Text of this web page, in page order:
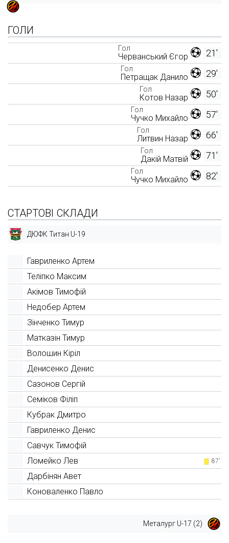
ГОЛИ
21'
Гол
Черванський Єгор
29'
Гол
Петращак Данило
50'
Гол
Котов Назар
57'
Гол
Чучко Михайло
66'
Гол
Литвин Назар
71'
Гол
Дакій Матвій
82'
Гол
Чучко Михайло
СТАРТОВІ СКЛАДИ
ДЮФК Титан U-19
Гавриленко Артем
Теліпко Максим
Акімов Тимофій
Недобер Артем
Зінченко Тимур
Матказін Тимур
Волошин Кіріл
Денисенко Денис
Сазонов Сергій
Семіков Філіп
Кубрак Дмитро
Гавриленко Денис
Савчук Тимофій
Ломейко Лев
87'
Дарбінян Авет
Коноваленко Павло
Металург U-17 (2)